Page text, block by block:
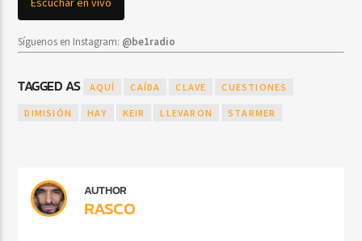
Síguenos en Instagram: @be1radio
TAGGED AS AQUÍ CAÍDA CLAVE CUESTIONES
DIMISIÓN HAY KEIR LLEVARON STARMER
AUTHOR
RASCO